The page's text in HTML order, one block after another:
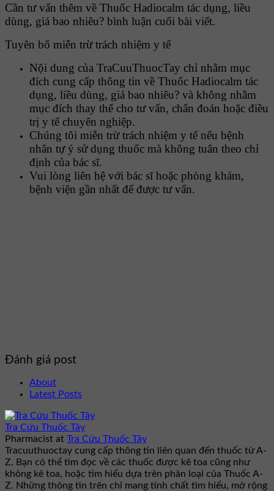
Cần tư vấn thêm về Thuốc Hadiocalm tác dụng, liều
dùng, giá bao nhiêu? bình luận cuối bài viết.
Tuyên bố miễn trừ trách nhiệm y tế
Nội dung của TraCuuThuocTay chỉ nhằm mục
đích cung cấp thông tin về Thuốc Hadiocalm tác
dụng, liều dùng, giá bao nhiêu? và không nhằm
mục đích thay thế cho tư vấn, chẩn đoán hoặc điều
trị y tế chuyên nghiệp.
Chúng tôi miễn trừ trách nhiệm y tế nếu bệnh
nhân tự ý sử dụng thuốc mà không tuân theo chỉ
định của bác sĩ.
Vui lòng liên hệ với bác sĩ hoặc phòng khám,
bệnh viện gần nhất để được tư vấn.
Đánh giá post
About
Latest Posts
Tra Cứu Thuốc Tây
Pharmacist at Tra Cứu Thuốc Tây
Tracuuthuoctay cung cấp thông tin liên quan đến thuốc từ A-
Z. Bạn có thể tìm đọc về các thuốc được kê toa cũng như
không kê toa, hoặc tìm hiểu dựa trên phân loại của Thuốc A-
Z. Những thông tin trên chỉ mang tính chất tìm hiểu, mở rộng